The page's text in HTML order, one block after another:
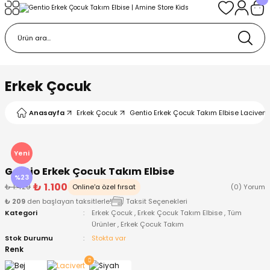
Erkek Çocuk
Anasayfa Erkek Çocuk Gentio Erkek Çocuk Takım Elbise Lacivert
Yeni
%23
Gentio Erkek Çocuk Takım Elbise
₺ 1.429 ₺ 1.100 Online'a özel fırsat
(0) Yorum
₺ 209 den başlayan taksitlerle!
Taksit Seçenekleri
Kategori
Erkek Çocuk , Erkek Çocuk Takım Elbise ,Tüm
Ürünler , Erkek Çocuk Takım
Stok Durumu
Stokta var
Renk
Giyim
Bere ve Eldiven
Body
Bere ve Eldiven
Body
ve Patik
Çıkışı ve Zıbın Seti
Ürünleri